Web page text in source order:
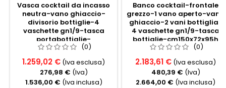
Vasca cocktail da incasso
neutra-vano ghiaccio-
divisorio bottiglie-4
vaschette gn1/9-tasca
portabottiglie-
cm99x55x28h
(0)
1.259,02 € (Iva esclusa)
276,98 € (Iva)
1.536,00 € (Iva inclusa)
Banco cocktail-frontale
grezzo-1 vano aperto-vano
ghiaccio-2 vani bottiglia-
4 vaschette gn1/9-tasca
bottiglie-cm150x72x95h
(0)
2.183,61 € (Iva esclusa)
480,39 € (Iva)
2.664,00 € (Iva inclusa)